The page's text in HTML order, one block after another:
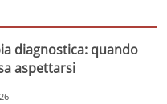
diagnostica: quando
aspettarsi